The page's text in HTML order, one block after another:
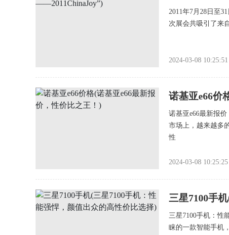
2011年7月28日至
次展会共吸引了来
2024-03-08 10:25:51
诺基亚e66价
诺基亚e66最新报
市场上，越来越多
性
2024-03-08 10:25:25
三星7100手
三星7100手机：性
睐的一款智能手机